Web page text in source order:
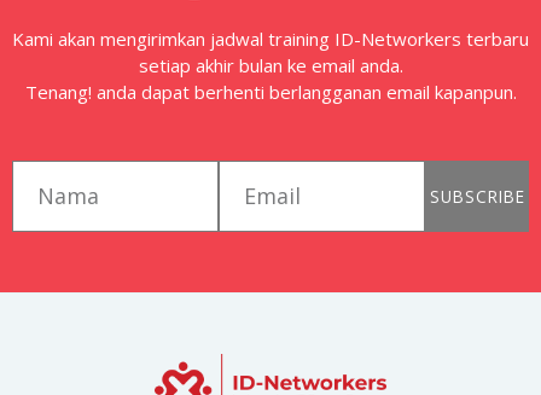
Kami akan mengirimkan jadwal training ID-Networkers terbaru
setiap akhir bulan ke email anda.
Tenang! anda dapat berhenti berlangganan email kapanpun.
SUBSCRIBE